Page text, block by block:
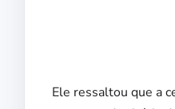
Ele ressaltou que a